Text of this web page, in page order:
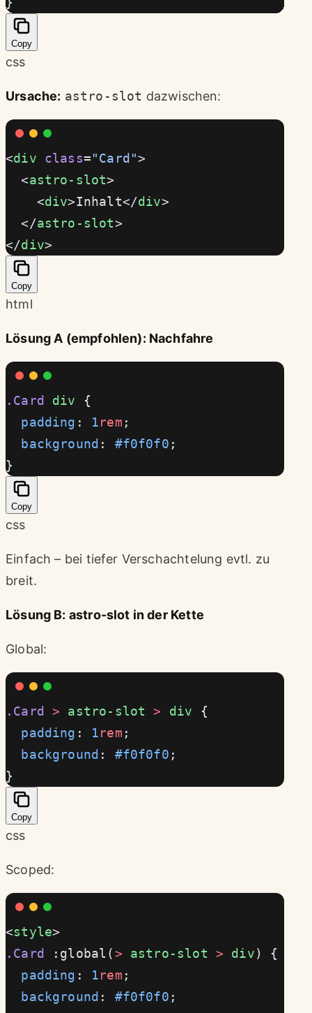
Copy
css
Ursache: astro-slot dazwischen:
<div class="Card">
  <
astro-slot>
    <
div>Inhalt</div>
  </
astro-slot>
</div>
Copy
html
Lösung A (empfohlen): Nachfahre
.Card div {
  padding
: 1rem ;
  background
: #f0f0f0 ;
}
Copy
css
Einfach – bei tiefer Verschachtelung evtl. zu
breit.
Lösung B: astro-slot in der Kette
Global:
.Card > astro-slot > div {
  padding
: 1rem ;
  background
: #f0f0f0 ;
}
Copy
css
Scoped:
<style>
.Card
:global(> astro-slot > div) {
  padding
: 1rem ;
  background
: #f0f0f0 ;